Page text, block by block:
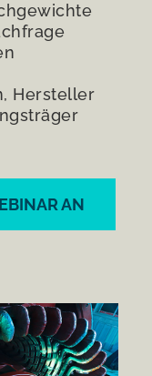
Hersteller
AN